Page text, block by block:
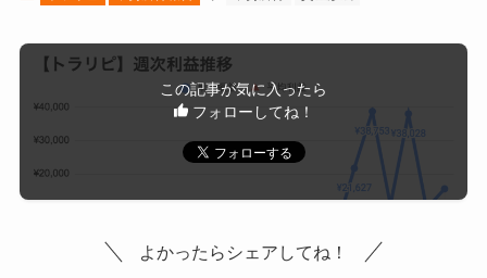
この記事が気に入ったら
フォローしてね！
よかったらシェアしてね！